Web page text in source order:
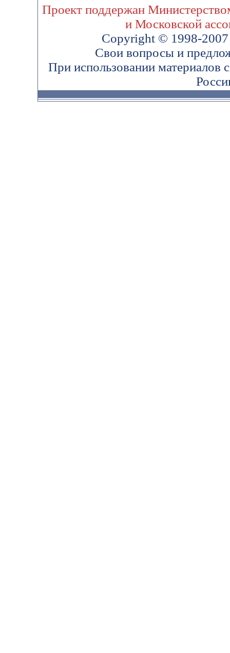
Проект поддержан
и Московской
Copyright © 1998-
Свои вопросы и
При использовании